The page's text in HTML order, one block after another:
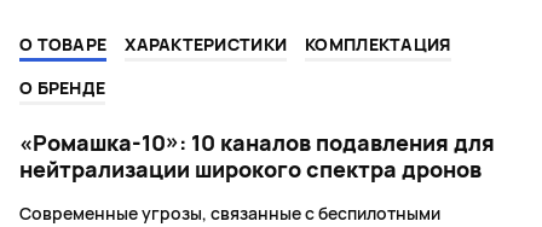
О ТОВАРЕ ХАРАКТЕРИСТИКИ
КОМПЛЕКТАЦИЯ
О БРЕНДЕ
«Ромашка-10»: 10 каналов подавления для
нейтрализации широкого спектра дронов
Современные угрозы, связанные с беспилотными